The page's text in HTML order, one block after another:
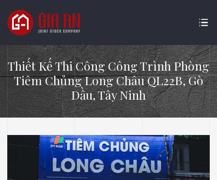
Thiết Kế Thi Công Công Trình Phòng
Tiêm Chủng Long Châu QL22B, Gò
Dầu, Tây Ninh